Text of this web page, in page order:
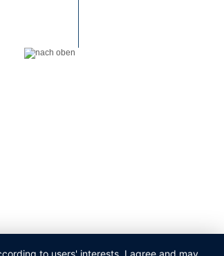
to users' interests. I agree and may